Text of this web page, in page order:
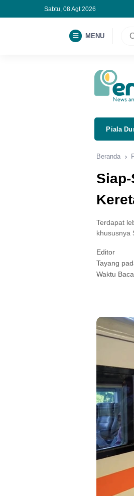
Sabtu, 08 Agt 2026
MENU
Piala
Beranda
Terdapat
khususnya
Editor
Tayang
Waktu Baca